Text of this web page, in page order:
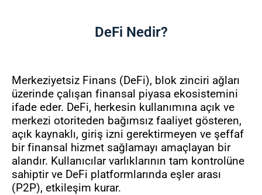
DeFi Nedir?
Merkeziyetsiz Finans (DeFi), blok zinciri ağları
üzerinde çalışan finansal piyasa ekosistemini
ifade eder. DeFi, herkesin kullanımına açık ve
merkezi otoriteden bağımsız faaliyet gösteren,
açık kaynaklı, giriş izni gerektirmeyen ve şeffaf
bir finansal hizmet sağlamayı amaçlayan bir
alandır. Kullanıcılar varlıklarının tam kontrolüne
sahiptir ve DeFi platformlarında eşler arası
(P2P), etkileşim kurar.